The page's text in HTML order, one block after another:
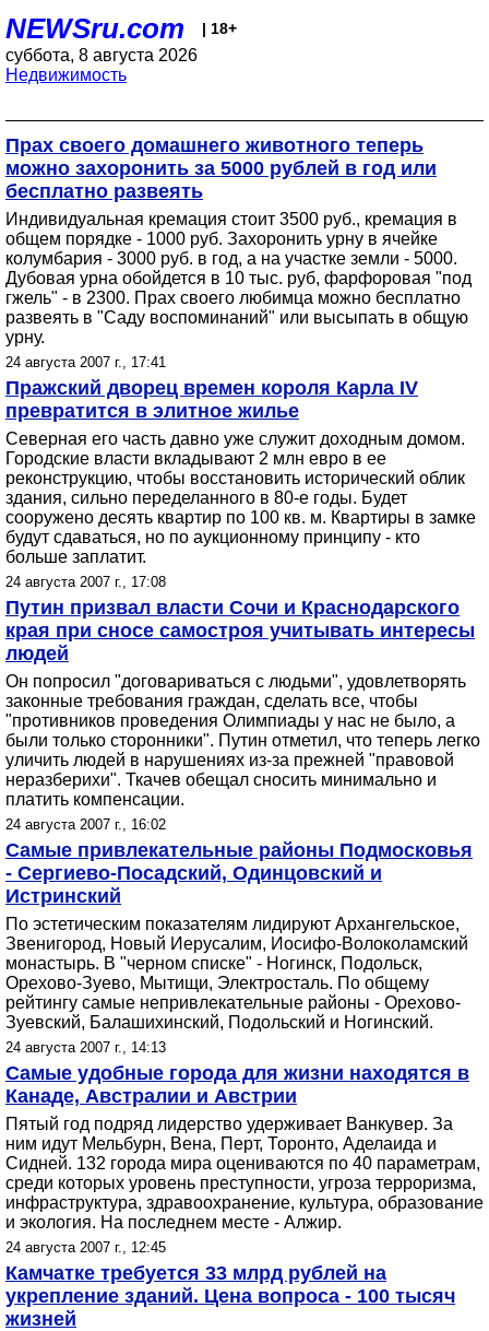
NEWSru.com | 18+
суббота, 8 августа 2026
Недвижимость
Прах своего домашнего животного теперь
можно захоронить за 5000 рублей в год или
бесплатно развеять
Индивидуальная кремация стоит 3500 руб., кремация в
общем порядке - 1000 руб. Захоронить урну в ячейке
колумбария - 3000 руб. в год, а на участке земли - 5000.
Дубовая урна обойдется в 10 тыс. руб, фарфоровая "под
гжель" - в 2300. Прах своего любимца можно бесплатно
развеять в "Саду воспоминаний" или высыпать в общую
урну.
24 августа 2007 г., 17:41
Пражский дворец времен короля Карла IV
превратится в элитное жилье
Северная его часть давно уже служит доходным домом.
Городские власти вкладывают 2 млн евро в ее
реконструкцию, чтобы восстановить исторический облик
здания, сильно переделанного в 80-е годы. Будет
сооружено десять квартир по 100 кв. м. Квартиры в замке
будут сдаваться, но по аукционному принципу - кто
больше заплатит.
24 августа 2007 г., 17:08
Путин призвал власти Сочи и Краснодарского
края при сносе самостроя учитывать интересы
людей
Он попросил "договариваться с людьми", удовлетворять
законные требования граждан, сделать все, чтобы
"противников проведения Олимпиады у нас не было, а
были только сторонники". Путин отметил, что теперь легко
уличить людей в нарушениях из-за прежней "правовой
неразберихи". Ткачев обещал сносить минимально и
платить компенсации.
24 августа 2007 г., 16:02
Самые привлекательные районы Подмосковья
- Сергиево-Посадский, Одинцовский и
Истринский
По эстетическим показателям лидируют Архангельское,
Звенигород, Новый Иерусалим, Иосифо-Волоколамский
монастырь. В "черном списке" - Ногинск, Подольск,
Орехово-Зуево, Мытищи, Электросталь. По общему
рейтингу самые непривлекательные районы - Орехово-
Зуевский, Балашихинский, Подольский и Ногинский.
24 августа 2007 г., 14:13
Самые удобные города для жизни находятся в
Канаде, Австралии и Австрии
Пятый год подряд лидерство удерживает Ванкувер. За
ним идут Мельбурн, Вена, Перт, Торонто, Аделаида и
Сидней. 132 города мира оцениваются по 40 параметрам,
среди которых уровень преступности, угроза терроризма,
инфраструктура, здравоохранение, культура, образование
и экология. На последнем месте - Алжир.
24 августа 2007 г., 12:45
Камчатке требуется 33 млрд рублей на
укрепление зданий. Цена вопроса - 100 тысяч
жизней